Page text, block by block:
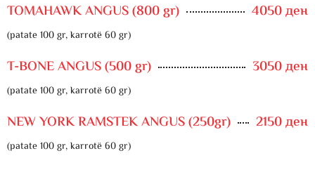
TOMAHAWK ANGUS (800 gr) 4050 ден
(patate 100 gr, karrotë 60 gr)
T-BONE ANGUS (500 gr) 3050 ден
(patate 100 gr, karrotë 60 gr)
NEW YORK RAMSTEK ANGUS (250gr) 2150 ден
(patate 100 gr, karrotë 60 gr)